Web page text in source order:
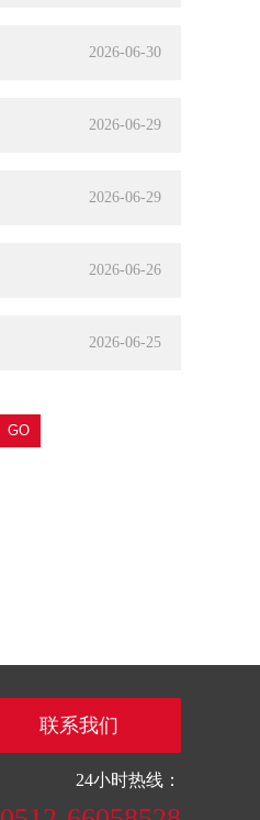
2026-06-30
2026-06-29
2026-06-29
2026-06-26
2026-06-25
联系我们
24小时热线：